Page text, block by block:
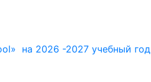
на 2026 -2027 учебный год